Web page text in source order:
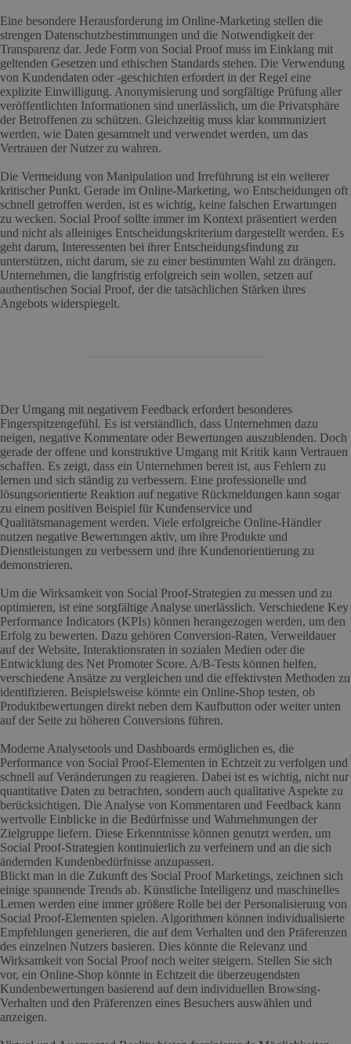
Eine besondere Herausforderung im Online-Marketing stellen die
strengen Datenschutzbestimmungen und die Notwendigkeit der
Transparenz dar. Jede Form von Social Proof muss im Einklang mit
geltenden Gesetzen und ethischen Standards stehen. Die Verwendung
von Kundendaten oder -geschichten erfordert in der Regel eine
explizite Einwilligung. Anonymisierung und sorgfältige Prüfung aller
veröffentlichten Informationen sind unerlässlich, um die Privatsphäre
der Betroffenen zu schützen. Gleichzeitig muss klar kommuniziert
werden, wie Daten gesammelt und verwendet werden, um das
Vertrauen der Nutzer zu wahren.
Die Vermeidung von Manipulation und Irreführung ist ein weiterer
kritischer Punkt. Gerade im Online-Marketing, wo Entscheidungen oft
schnell getroffen werden, ist es wichtig, keine falschen Erwartungen
zu wecken. Social Proof sollte immer im Kontext präsentiert werden
und nicht als alleiniges Entscheidungskriterium dargestellt werden. Es
geht darum, Interessenten bei ihrer Entscheidungsfindung zu
unterstützen, nicht darum, sie zu einer bestimmten Wahl zu drängen.
Unternehmen, die langfristig erfolgreich sein wollen, setzen auf
authentischen Social Proof, der die tatsächlichen Stärken ihres
Angebots widerspiegelt.
Der Umgang mit negativem Feedback erfordert besonderes
Fingerspitzengefühl. Es ist verständlich, dass Unternehmen dazu
neigen, negative Kommentare oder Bewertungen auszublenden. Doch
gerade der offene und konstruktive Umgang mit Kritik kann Vertrauen
schaffen. Es zeigt, dass ein Unternehmen bereit ist, aus Fehlern zu
lernen und sich ständig zu verbessern. Eine professionelle und
lösungsorientierte Reaktion auf negative Rückmeldungen kann sogar
zu einem positiven Beispiel für Kundenservice und
Qualitätsmanagement werden. Viele erfolgreiche Online-Händler
nutzen negative Bewertungen aktiv, um ihre Produkte und
Dienstleistungen zu verbessern und ihre Kundenorientierung zu
demonstrieren.
Um die Wirksamkeit von Social Proof-Strategien zu messen und zu
optimieren, ist eine sorgfältige Analyse unerlässlich. Verschiedene Key
Performance Indicators (KPIs) können herangezogen werden, um den
Erfolg zu bewerten. Dazu gehören Conversion-Raten, Verweildauer
auf der Website, Interaktionsraten in sozialen Medien oder die
Entwicklung des Net Promoter Score. A/B-Tests können helfen,
verschiedene Ansätze zu vergleichen und die effektivsten Methoden zu
identifizieren. Beispielsweise könnte ein Online-Shop testen, ob
Produktbewertungen direkt neben dem Kaufbutton oder weiter unten
auf der Seite zu höheren Conversions führen.
Moderne Analysetools und Dashboards ermöglichen es, die
Performance von Social Proof-Elementen in Echtzeit zu verfolgen und
schnell auf Veränderungen zu reagieren. Dabei ist es wichtig, nicht nur
quantitative Daten zu betrachten, sondern auch qualitative Aspekte zu
berücksichtigen. Die Analyse von Kommentaren und Feedback kann
wertvolle Einblicke in die Bedürfnisse und Wahrnehmungen der
Zielgruppe liefern. Diese Erkenntnisse können genutzt werden, um
Social Proof-Strategien kontinuierlich zu verfeinern und an die sich
ändernden Kundenbedürfnisse anzupassen.
Blickt man in die Zukunft des Social Proof Marketings, zeichnen sich
einige spannende Trends ab. Künstliche Intelligenz und maschinelles
Lernen werden eine immer größere Rolle bei der Personalisierung von
Social Proof-Elementen spielen. Algorithmen können individualisierte
Empfehlungen generieren, die auf dem Verhalten und den Präferenzen
des einzelnen Nutzers basieren. Dies könnte die Relevanz und
Wirksamkeit von Social Proof noch weiter steigern. Stellen Sie sich
vor, ein Online-Shop könnte in Echtzeit die überzeugendsten
Kundenbewertungen basierend auf dem individuellen Browsing-
Verhalten und den Präferenzen eines Besuchers auswählen und
anzeigen.